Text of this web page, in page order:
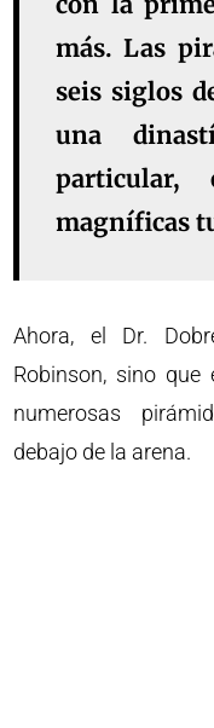
más. Las
seis siglos
una
particular,
magníficas
Ahora, el Dr.
Robinson, sino
numerosas
debajo de la arena.